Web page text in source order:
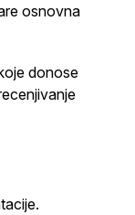
osnovna
donose